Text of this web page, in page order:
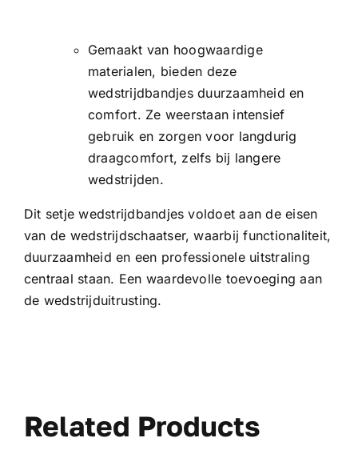
Gemaakt van hoogwaardige
materialen, bieden deze
wedstrijdbandjes duurzaamheid en
comfort. Ze weerstaan intensief
gebruik en zorgen voor langdurig
draagcomfort, zelfs bij langere
wedstrijden.
Dit setje wedstrijdbandjes voldoet aan de eisen
van de wedstrijdschaatser, waarbij functionaliteit,
duurzaamheid en een professionele uitstraling
centraal staan. Een waardevolle toevoeging aan
de wedstrijduitrusting.
Related Products